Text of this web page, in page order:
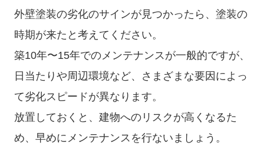
外壁塗装の劣化のサインが見つかったら、塗装の
時期が来たと考えてください。
築10年〜15年でのメンテナンスが一般的ですが、
日当たりや周辺環境など、さまざまな要因によっ
て劣化スピードが異なります。
放置しておくと、建物へのリスクが高くなるた
め、早めにメンテナンスを行ないましょう。